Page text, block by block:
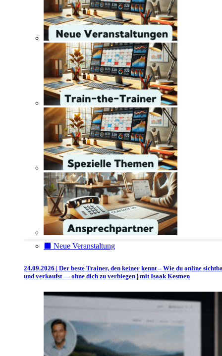
⬛️ Neue Veranstaltung
24.09.2026 | Der beste Trainer, den keiner kennt – Wie du online
und verkaufst — ohne dich zu verbiegen | mit Isaak Kesmen